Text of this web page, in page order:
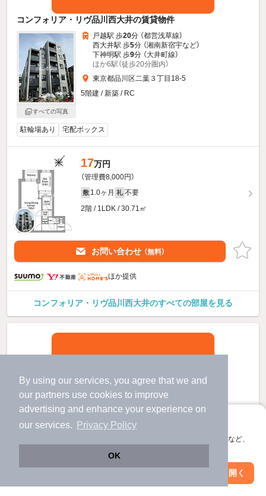
By using our services, you agree that we and
our partners use cookies to improve
advertising and enhance your experience on
our services.
Privacy Policy
OK
アプリに切り替えて、サクサクお部屋探し
会員登録なしですぐ使える。マップ検索やお気に入り保存など、
アプリを開く
コンフォリア・リヴ品川西大井の賃貸物件
すべての写真
戸越駅 歩20分 （都営浅草線）
西大井駅 歩5分 （湘南新宿宇など）
下神明駅 歩9分 （大井町線）
ほか6駅（徒歩20分圏内）
東京都品川区二葉３丁目18-5
5階建 / 新築 / RC
駐輪場あり 宅配ボックス
17万円
（管理費8,000円）
敷 1.0ヶ月 礼 不要
2階 / 1LDK / 30.71㎡
お問い合わせ （無料）
ほか提供
コンフォリア・リヴ品川西大井のすべての部屋を見る
絞り込み条件を変更